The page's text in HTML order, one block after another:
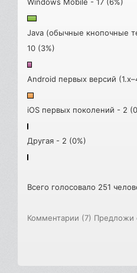
Windows Mobile - 17 (6%)
Java (обычные кнопочные
10 (3%)
Android первых версий
iOS первых поколений - 2
Другая - 2 (0%)
Всего голосовало 251
Комментарии (7) Предложи